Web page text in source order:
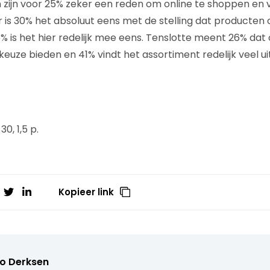
voor 25% zeker een reden om online te shoppen en
is 30% het absoluut eens met de stelling dat producten
is het hier redelijk mee eens. Tenslotte meent 26% dat
bieden en 41% vindt het assortiment redelijk veel
1,5 p.
Kopieer link
Derksen